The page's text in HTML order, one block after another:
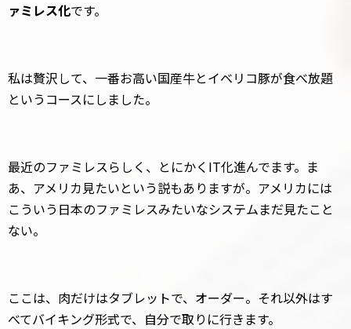
ァミレス化です。
私は贅沢して、一番お高い国産牛とイベリコ豚が食べ放題
というコースにしました。
最近のファミレスらしく、とにかくIT化進んでます。ま
あ、アメリカ見たいという説もありますが。アメリカには
こういう日本のファミレスみたいなシステムまだ見たこと
ない。
ここは、肉だけはタブレットで、オーダー。それ以外はす
べてバイキング形式で、自分で取りに行きます。